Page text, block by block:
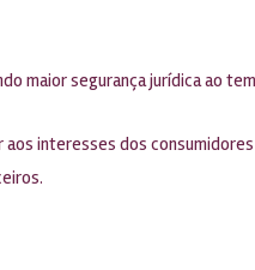
maior segurança jurídica ao
interesses dos